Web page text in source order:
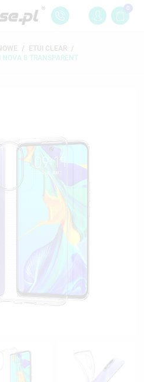
0
ETUI CLEAR
8 TRANSPARENT